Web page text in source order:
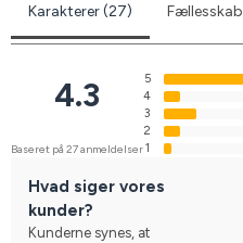
Karakterer (27) Fællesskab
4.3
Baseret på 27 anmeldelser
5
4
3
2
1
Hvad siger vores
kunder?
Kunderne synes, at